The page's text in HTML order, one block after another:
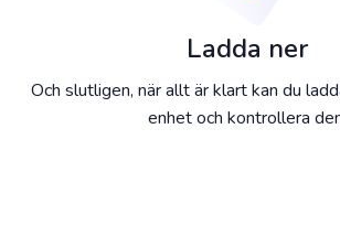
Ladda ner
Och slutligen, när allt är klart kan du
enhet och kontrollera